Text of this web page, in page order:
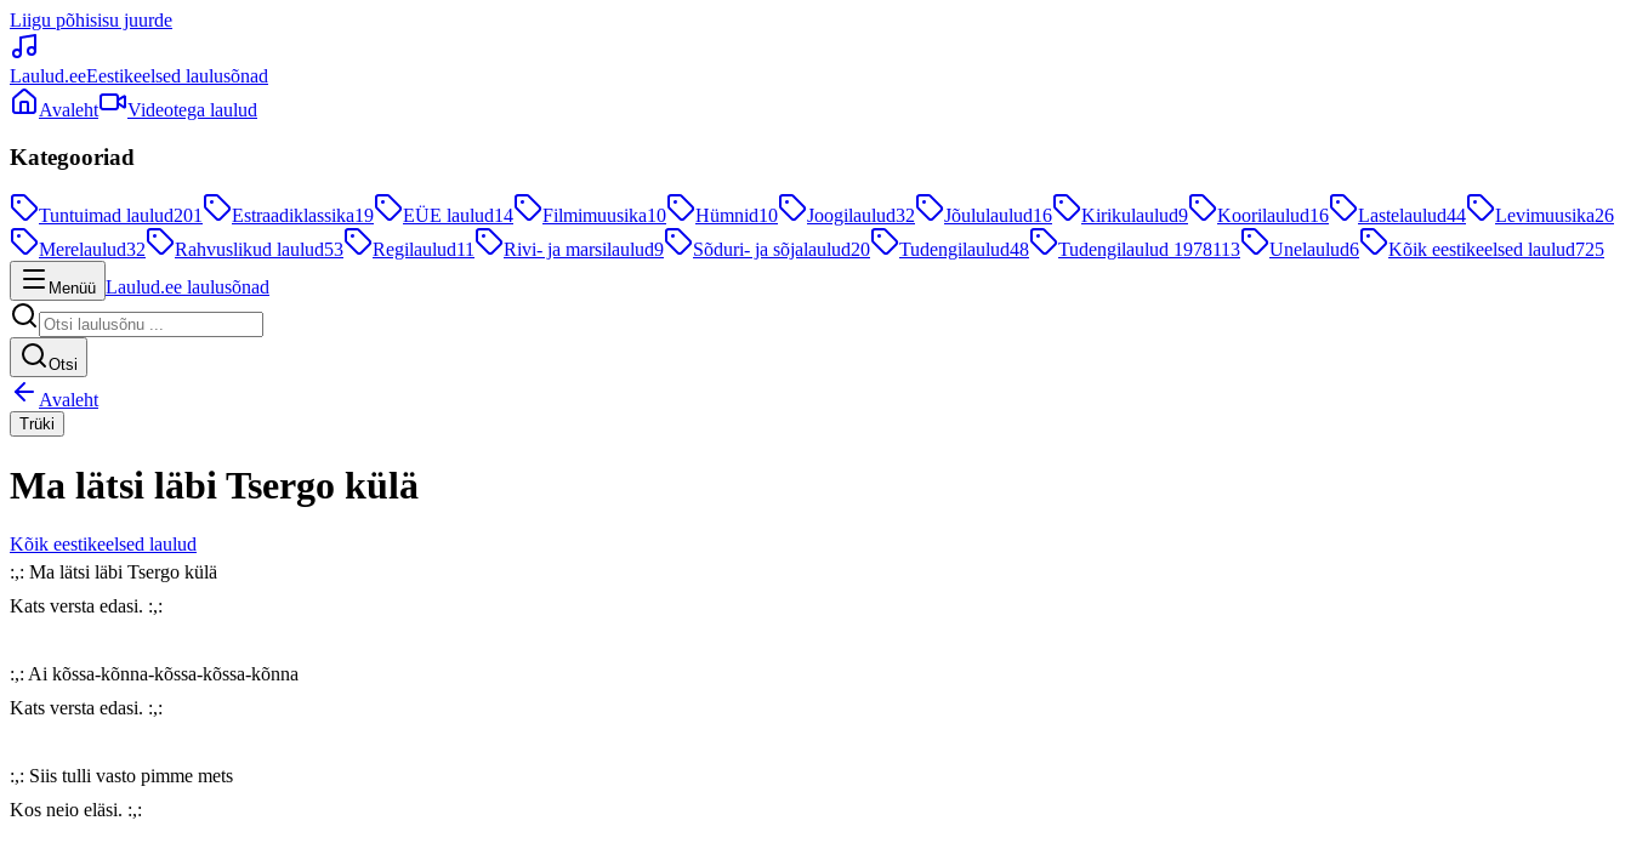
Liigu põhisisu juurde
Laulud.eeEestikeelsed laulusõnad
Avaleht
Videotega laulud
Kategooriad
Tuntuimad laulud201 Estraadiklassika19 EÜE laulud14 Filmimuusika10 Hümnid10 Joogilaulud32 Jõululaulud16 Kirikulaulud9 Koorilaulud16 Lastelaulud44 Levimuusika26
Merelaulud32 Rahvuslikud laulud53 Regilaulud11 Rivi- ja marsilaulud9 Sõduri- ja sõjalaulud20 Tudengilaulud48 Tudengilaulud 1978113 Unelaulud6 Kõik eestikeelsed laulud725
Menüü Laulud.ee laulusõnad
Otsi
Avaleht
Trüki
Ma lätsi läbi Tsergo külä
Kõik eestikeelsed laulud
:,: Ma lätsi läbi Tsergo külä
Kats versta edasi. :,:
:,: Ai kõssa-kõnna-kõssa-kõssa-kõnna
Kats versta edasi. :,:
:,: Siis tulli vasto pimme mets
Kos neio eläsi. :,: